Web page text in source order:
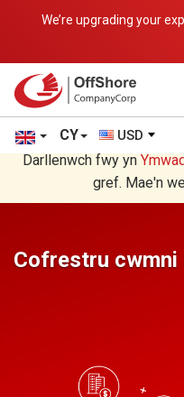
We’re upgrading your
CY USD
Rydych chi'n darllen yn
Darllenwch fwy yn
gref. Mae'n
Cofrestru cwmni